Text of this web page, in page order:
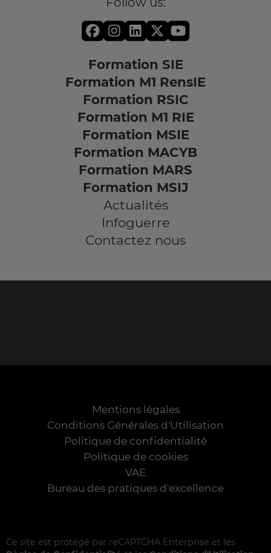
Formation SIE
Formation M1 RensIE
Formation RSIC
Formation M1 RIE
Formation MSIE
Formation MACYB
Formation MARS
Formation MSIJ
Actualités
Infoguerre
Contactez nous
Mentions légales
Conditions Générales d'Utilisation
Politique de confidentialité
Politique de cookies
VAE
Bureau des pratiques d'excellence
Ce site est protégé par reCAPTCHA Enterprise et les